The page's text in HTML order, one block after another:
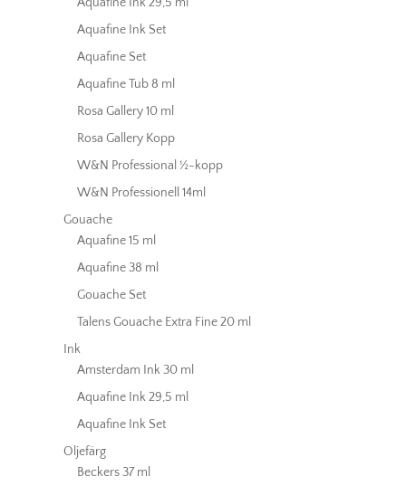
Aquafine Ink Set
Aquafine Set
Aquafine Tub 8 ml
Rosa Gallery 10 ml
Rosa Gallery Kopp
W&N Professional ½-kopp
W&N Professionell 14ml
Gouache
Aquafine 15 ml
Aquafine 38 ml
Gouache Set
Talens Gouache Extra Fine 20 ml
Ink
Amsterdam Ink 30 ml
Aquafine Ink 29,5 ml
Aquafine Ink Set
Oljefärg
Beckers 37 ml